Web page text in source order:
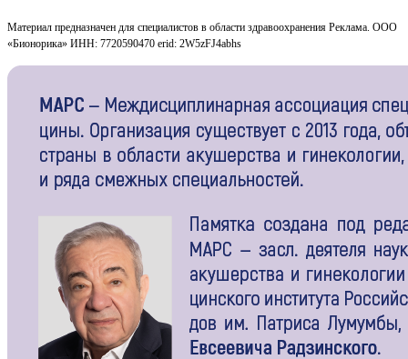
Материал предназначен для специалистов в области здравоохранения Реклама. ООО
«Бионорика» ИНН: 7720590470 erid: 2W5zFJ4abhs